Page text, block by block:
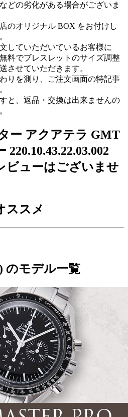
どの劣化がある場合がございま
のオリジナル BOX をお付けし
していただいているお客様に
料でブレスレットのサイズ調整
させていただきます。
りを測り、ご注文画面の特記事
と、返品・交換は出来ませんの
ー アクアテラ GMT
ビューはございませ
ススメ
のモデル一覧